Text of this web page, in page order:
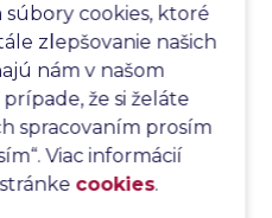
zlyhania softvérucookies, ktoré
zlepšovanie našich
nám v našom
že si želáte
spracovaním prosím
Viac informácií
cookies.